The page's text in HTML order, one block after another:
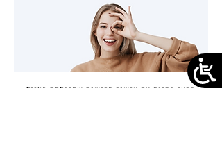
* הראו בחנות את אישור הרישום שקיבלתם במייל